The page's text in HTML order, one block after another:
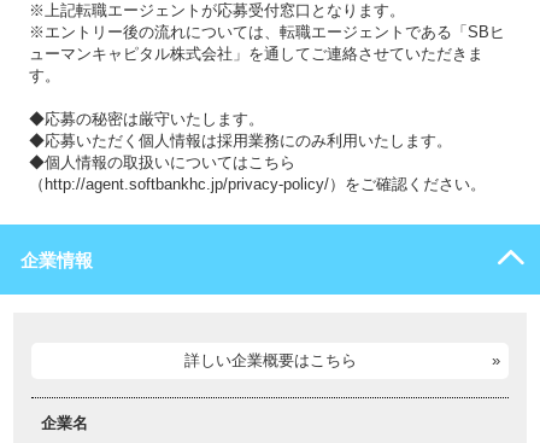
※上記転職エージェントが応募受付窓口となります。
※エントリー後の流れについては、転職エージェントである「SBヒ
ューマンキャピタル株式会社」を通してご連絡させていただきま
す。
◆応募の秘密は厳守いたします。
◆応募いただく個人情報は採用業務にのみ利用いたします。
◆個人情報の取扱いについてはこちら
（http://agent.softbankhc.jp/privacy-policy/）をご確認ください。
企業情報
詳しい企業概要はこちら
企業名